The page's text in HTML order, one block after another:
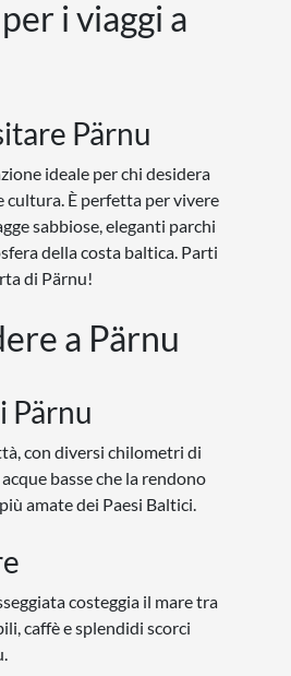
i viaggi a
Pärnu
ideale per chi desidera
cultura. È perfetta per vivere
sabbiose, eleganti parchi
della costa baltica. Parti
di Pärnu!
a Pärnu
Pärnu
con diversi chilometri di
basse che la rendono
amate dei Paesi Baltici.
costeggia il mare tra
caffè e splendidi scorci